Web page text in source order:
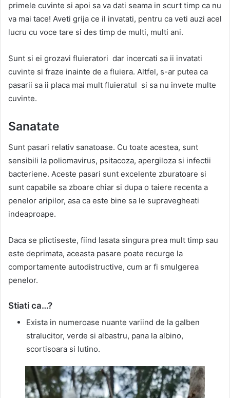
primele cuvinte si apoi sa va dati seama in scurt timp ca nu
va mai tace! Aveti grija ce il invatati, pentru ca veti auzi acel
lucru cu voce tare si des timp de multi, multi ani.
Sunt si ei grozavi fluieratori dar incercati sa ii invatati
cuvinte si fraze inainte de a fluiera. Altfel, s-ar putea ca
pasarii sa ii placa mai mult fluieratul si sa nu invete multe
cuvinte.
Sanatate
Sunt pasari relativ sanatoase. Cu toate acestea, sunt
sensibili la poliomavirus, psitacoza, apergiloza si infectii
bacteriene. Aceste pasari sunt excelente zburatoare si
sunt capabile sa zboare chiar si dupa o taiere recenta a
penelor aripilor, asa ca este bine sa le supravegheati
indeaproape.
Daca se plictiseste, fiind lasata singura prea mult timp sau
este deprimata, aceasta pasare poate recurge la
comportamente autodistructive, cum ar fi smulgerea
penelor.
Stiati ca…?
Exista in numeroase nuante variind de la galben
stralucitor, verde si albastru, pana la albino,
scortisoara si lutino.